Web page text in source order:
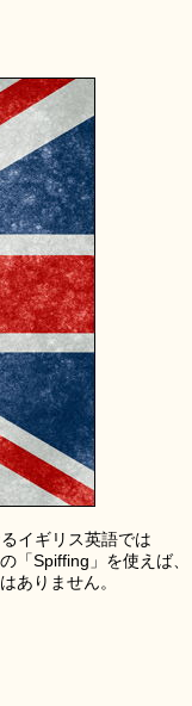
イギリス英語では
「Spiffing」を使えば、
ありません。